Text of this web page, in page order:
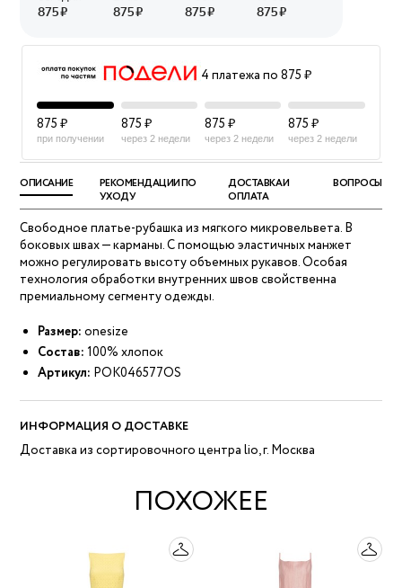
4 платежа по 875 ₽
875 ₽
при получении
875 ₽
через 2 недели
875 ₽
через 2 недели
875 ₽
через 2 недели
ОПИСАНИЕ
РЕКОМЕНДАЦИИ ПО
УХОДУ
ДОСТАВКА И
ОПЛАТА
ВОПРОСЫ
Свободное платье-рубашка из мягкого микровельвета. В
боковых швах — карманы. С помощью эластичных манжет
можно регулировать высоту объемных рукавов. Особая
технология обработки внутренних швов свойственна
премиальному сегменту одежды.
Размер: onesize
Состав: 100% хлопок
Артикул: POK046577OS
ИНФОРМАЦИЯ О ДОСТАВКЕ
Доставка из сортировочного центра lio, г. Москва
ПОХОЖЕЕ